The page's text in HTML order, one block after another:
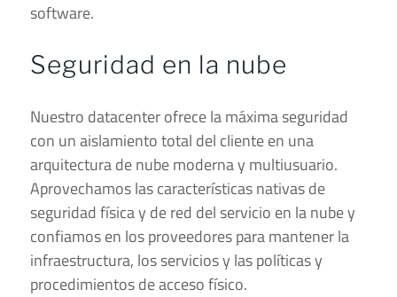
software.
Seguridad en la nube
Nuestro datacenter ofrece la máxima seguridad
con un aislamiento total del cliente en una
arquitectura de nube moderna y multiusuario.
Aprovechamos las características nativas de
seguridad física y de red del servicio en la nube y
confiamos en los proveedores para mantener la
infraestructura, los servicios y las políticas y
procedimientos de acceso físico.